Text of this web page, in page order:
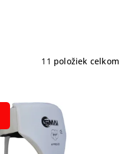
11 položiek celkom